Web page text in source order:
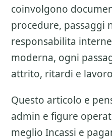
coinvolgono
procedure, passaggi
responsabilita
moderna, ogni
attrito, ritardi e
Questo articolo e
admin e figure
meglio Incassi e